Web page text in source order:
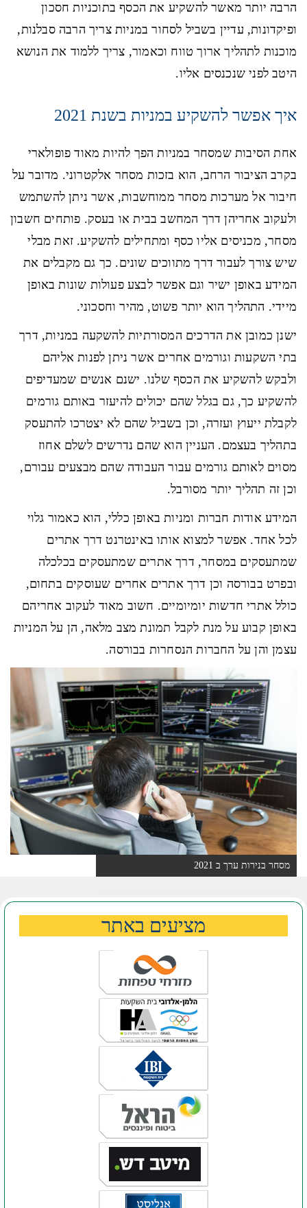
הרבה יותר מאשר להשקיע את הכסף בתוכניות חסכון
ופיקדונות, עדיין בשביל לסחור במניות צריך הרבה סבלנות,
מוכנות לתהליך ארוך טווח וכאמור, צריך ללמוד את הנושא
היטב לפני שנכנסים אליו.
איך אפשר להשקיע במניות בשנת 2021
אחת הסיבות שמסחר במניות הפך להיות מאוד פופולארי
בקרב הציבור הרחב, הוא בזכות מסחר אלקטרוני. מדובר על
חיבור אל מערכות מסחר ממוחשבות, אשר ניתן להשתמש
ולעקוב אחריהן דרך המחשב בבית או בעסק. פותחים חשבון
מסחר, מכניסים אליו כסף ומתחילים להשקיע. זאת מבלי
שיש צורך לעבור דרך מתווכים שונים. כך גם מקבלים את
המידע באופן ישיר וגם אפשר לבצע פעולות שונות באופן
מיידי. התהליך הוא יותר פשוט, מהיר וחסכוני.
ישנן כמובן את הדרכים המסורתיות להשקעה במניות, דרך
בתי השקעות וגורמים אחרים אשר ניתן לפנות אליהם
ולבקש להשקיע את הכסף שלנו. ישנם אנשים שמעדיפים
להשקיע כך, גם בגלל שהם יכולים להיעזר באותם גורמים
לקבלת ייעוץ ועזרה, וכן בשביל שהם לא יצטרכו להתעסק
בתהליך בעצמם. העניין הוא שהם נדרשים לשלם אחוז
מסוים לאותם גורמים עבור העבודה שהם מבצעים עבורם,
וכן זה תהליך יותר מסורבל.
המידע אודות חברות ומניות באופן כללי, הוא כאמור גלוי
לכל אחד. אפשר למצוא אותו באינטרנט דרך אתרים
שמתעסקים במסחר, דרך אתרים שמתעסקים בכלכלה
ובפרט בבורסה וכן דרך אתרים אחרים שעוסקים בתחום,
כולל אתרי חדשות יומיומיים. חשוב מאוד לעקוב אחריהם
באופן קבוע על מנת לקבל תמונת מצב מלאה, הן על המניות
עצמן והן על החברות הנסחרות בבורסה.
מסחר בנירות ערך ב 2021
מציעים באתר